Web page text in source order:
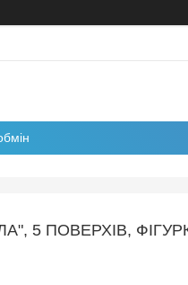
5 ПОВЕРХІВ,